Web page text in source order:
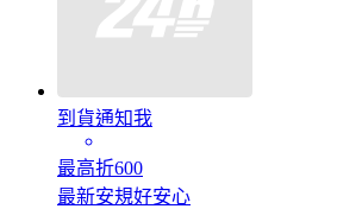
到貨通知我
最高折600
最新安規好安心